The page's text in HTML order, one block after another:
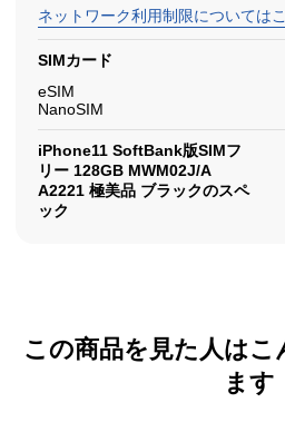
ネットワーク利用制限については
SIMカード
eSIM
NanoSIM
iPhone11 SoftBank版SIMフ
リー 128GB MWM02J/A
A2221 極美品 ブラックのスペ
ック
この商品を見た人はこ
ます